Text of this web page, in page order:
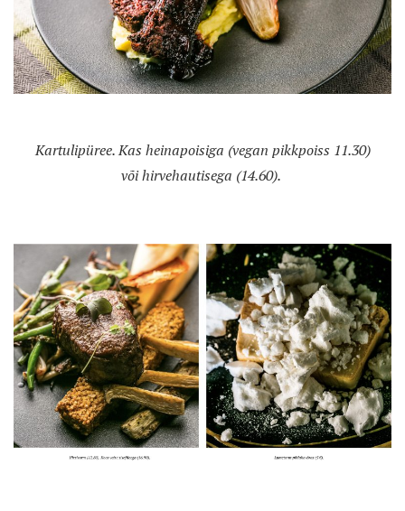
Kartulipüree. Kas heinapoisiga (vegan pikkpoiss 11.30)
või hirvehautisega (14.60).